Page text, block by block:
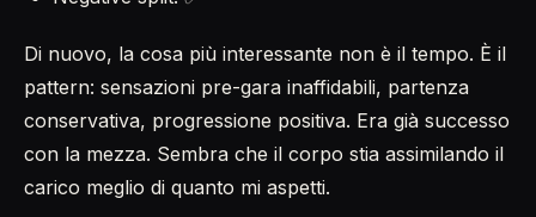
Di nuovo, la cosa più interessante non è il tempo. È il
pattern: sensazioni pre-gara inaffidabili, partenza
conservativa, progressione positiva. Era già successo
con la mezza. Sembra che il corpo stia assimilando il
carico meglio di quanto mi aspetti.